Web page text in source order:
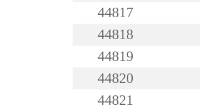
44817
44818
44819
44820
44821